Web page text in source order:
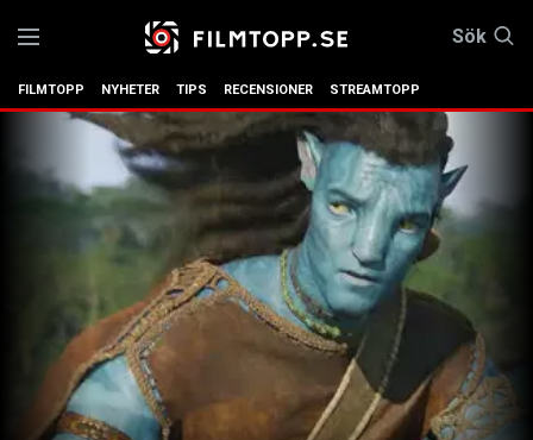
Sök
FILMTOPP NYHETER TIPS RECENSIONER STREAMTOPP